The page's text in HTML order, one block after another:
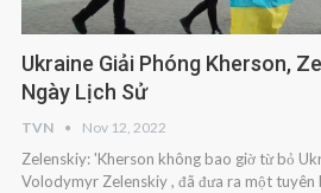
Ukraine Giải Phóng Kherson,
Ngày Lịch Sử
TVN Nov 12, 2022
Zelenskiy: 'Kherson không bao giờ từ bỏ
Volodymyr Zelenskiy , đã đưa ra một tuyên